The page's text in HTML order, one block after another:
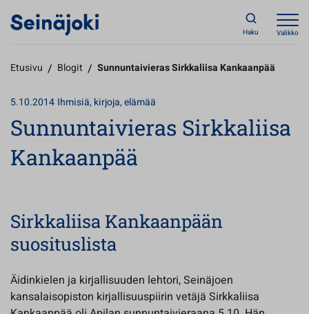
Haku Valikko
Etusivu / Blogit / Sunnuntaivieras Sirkkaliisa Kankaanpää
5.10.2014 Ihmisiä, kirjoja, elämää
Sunnuntaivieras Sirkkaliisa
Kankaanpää
Sirkkaliisa Kankaanpään
suosituslista
Äidinkielen ja kirjallisuuden lehtori, Seinäjoen
kansalaisopiston kirjallisuuspiirin vetäjä Sirkkaliisa